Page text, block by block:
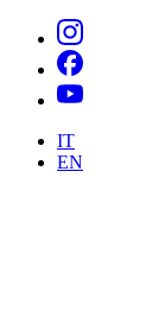
IT
EN